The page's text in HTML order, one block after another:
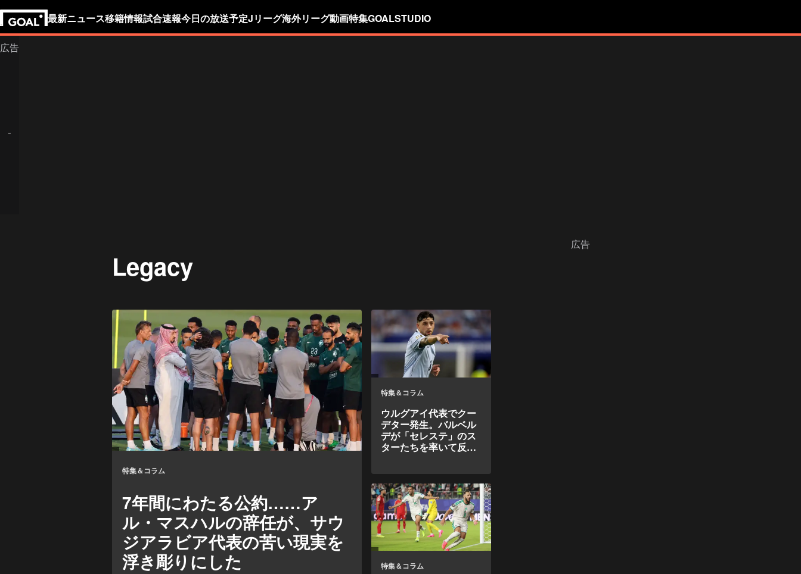
最新ニュース移籍情報試合速報今日の放送予定Jリーグ海外リーグ動画特集GOALSTUDIO
Legacy
特集＆コラム
7年間にわたる公約……ア
ル・マスハルの辞任が、サウ
ジアラビア代表の苦い現実を
浮き彫りにした
特集＆コラム
ウルグアイ代表でクー
デター発生。バルベル
デが「セレステ」のス
ターたちを率いて反旗
特集＆コラム